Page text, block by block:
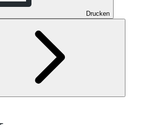
Drucken